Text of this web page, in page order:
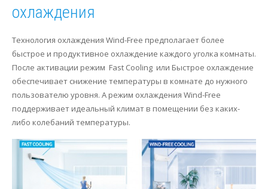
охлаждения
Технология охлаждения Wind-Free предполагает более
быстрое и продуктивное охлаждение каждого уголка комнаты.
После активации режим Fast Cooling или Быстрое охлаждение
обеспечивает снижение температуры в комнате до нужного
пользователю уровня. А режим охлаждения Wind-Free
поддерживает идеальный климат в помещении без каких-
либо колебаний температуры.